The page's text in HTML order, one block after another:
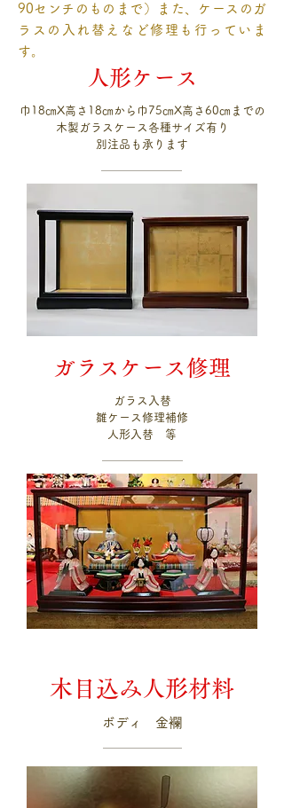
90センチのものまで）また、ケースのガ
ラスの入れ替えなど修理も行っていま
す。
人形ケース
巾18㎝X高さ18㎝から巾75㎝X高さ60㎝までの
木製ガラスケース各種サイズ有り
別注品も承ります
ガラスケース修理
ガラス入替
雛ケース修理補修
人形入替 等
木目込み人形材料
ボディ 金襴